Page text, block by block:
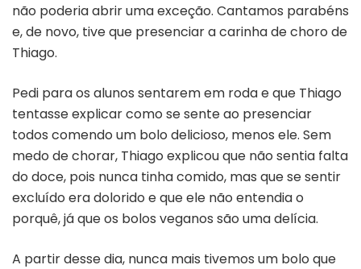
não poderia abrir uma exceção. Cantamos parabéns
e, de novo, tive que presenciar a carinha de choro de
Thiago.
Pedi para os alunos sentarem em roda e que Thiago
tentasse explicar como se sente ao presenciar
todos comendo um bolo delicioso, menos ele. Sem
medo de chorar, Thiago explicou que não sentia falta
do doce, pois nunca tinha comido, mas que se sentir
excluído era dolorido e que ele não entendia o
porquê, já que os bolos veganos são uma delícia.
A partir desse dia, nunca mais tivemos um bolo que